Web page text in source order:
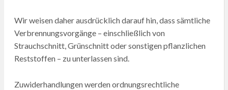
Wir weisen daher ausdrücklich darauf hin, dass sämtliche
Verbrennungsvorgänge – einschließlich von
Strauchschnitt, Grünschnitt oder sonstigen pflanzlichen
Reststoffen – zu unterlassen sind.
Zuwiderhandlungen werden ordnungsrechtliche